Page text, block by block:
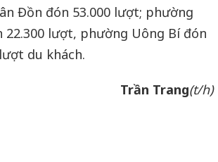
Đồn đón 53.000 lượt; phường
22.300 lượt, phường Uông Bí đón
du khách.
Trần Trang(t/h)